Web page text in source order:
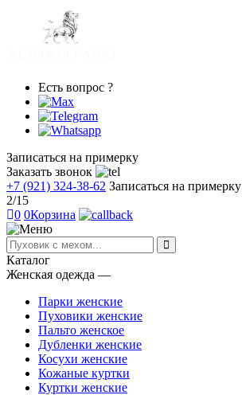
Есть вопрос ?
Записаться на примерку
Заказать звонок
+7 (921) 324-38-62 Записаться на примерку
2/15
0 0Корзина
Каталог
Женская одежда ―
Парки женские
Пуховики женские
Пальто женское
Дубленки женские
Косухи женские
Кожаные куртки
Куртки женские